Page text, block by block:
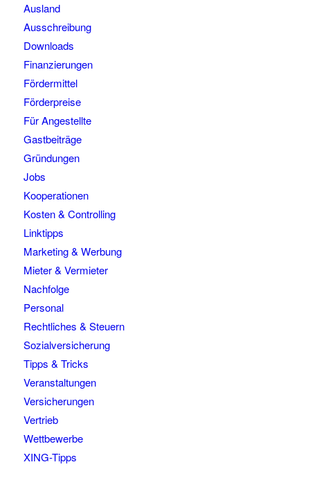
Ausland
Ausschreibung
Downloads
Finanzierungen
Fördermittel
Förderpreise
Für Angestellte
Gastbeiträge
Gründungen
Jobs
Kooperationen
Kosten & Controlling
Linktipps
Marketing & Werbung
Mieter & Vermieter
Nachfolge
Personal
Rechtliches & Steuern
Sozialversicherung
Tipps & Tricks
Veranstaltungen
Versicherungen
Vertrieb
Wettbewerbe
XING-Tipps